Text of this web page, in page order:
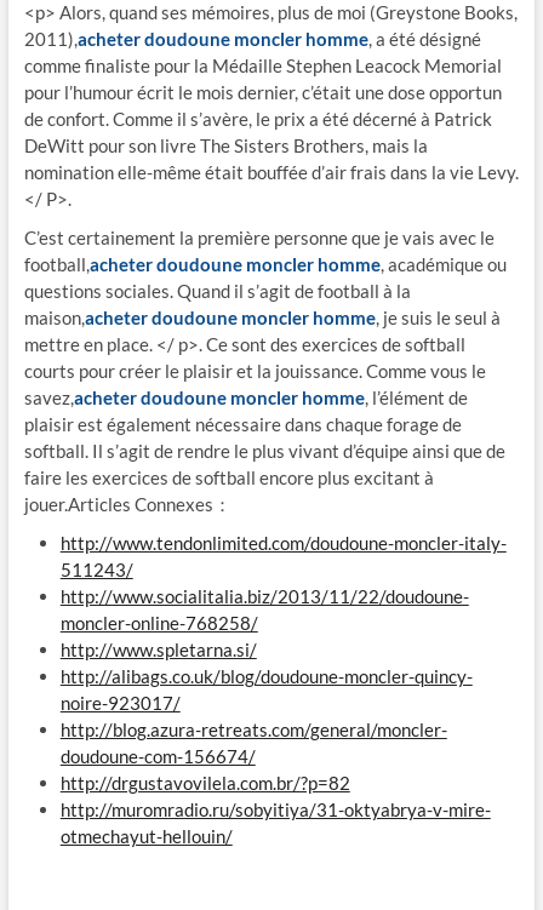
<p> Alors, quand ses mémoires, plus de moi (Greystone Books,
2011),acheter doudoune moncler homme, a été désigné
comme finaliste pour la Médaille Stephen Leacock Memorial
pour l’humour écrit le mois dernier, c’était une dose opportun
de confort. Comme il s’avère, le prix a été décerné à Patrick
DeWitt pour son livre The Sisters Brothers, mais la
nomination elle-même était bouffée d’air frais dans la vie Levy.
</ P>.
C’est certainement la première personne que je vais avec le
football,acheter doudoune moncler homme, académique ou
questions sociales. Quand il s’agit de football à la
maison,acheter doudoune moncler homme, je suis le seul à
mettre en place. </ p>. Ce sont des exercices de softball
courts pour créer le plaisir et la jouissance. Comme vous le
savez,acheter doudoune moncler homme, l’élément de
plaisir est également nécessaire dans chaque forage de
softball. Il s’agit de rendre le plus vivant d’équipe ainsi que de
faire les exercices de softball encore plus excitant à
jouer.Articles Connexes：
http://www.tendonlimited.com/doudoune-moncler-italy-
511243/
http://www.socialitalia.biz/2013/11/22/doudoune-
moncler-online-768258/
http://www.spletarna.si/
http://alibags.co.uk/blog/doudoune-moncler-quincy-
noire-923017/
http://blog.azura-retreats.com/general/moncler-
doudoune-com-156674/
http://drgustavovilela.com.br/?p=82
http://muromradio.ru/sobyitiya/31-oktyabrya-v-mire-
otmechayut-hellouin/